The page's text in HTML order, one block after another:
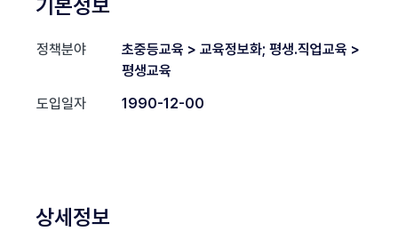
기본정보
정책분야
초중등교육 > 교육정보화; 평생.직업교육 >
평생교육
도입일자
1990-12-00
상세정보